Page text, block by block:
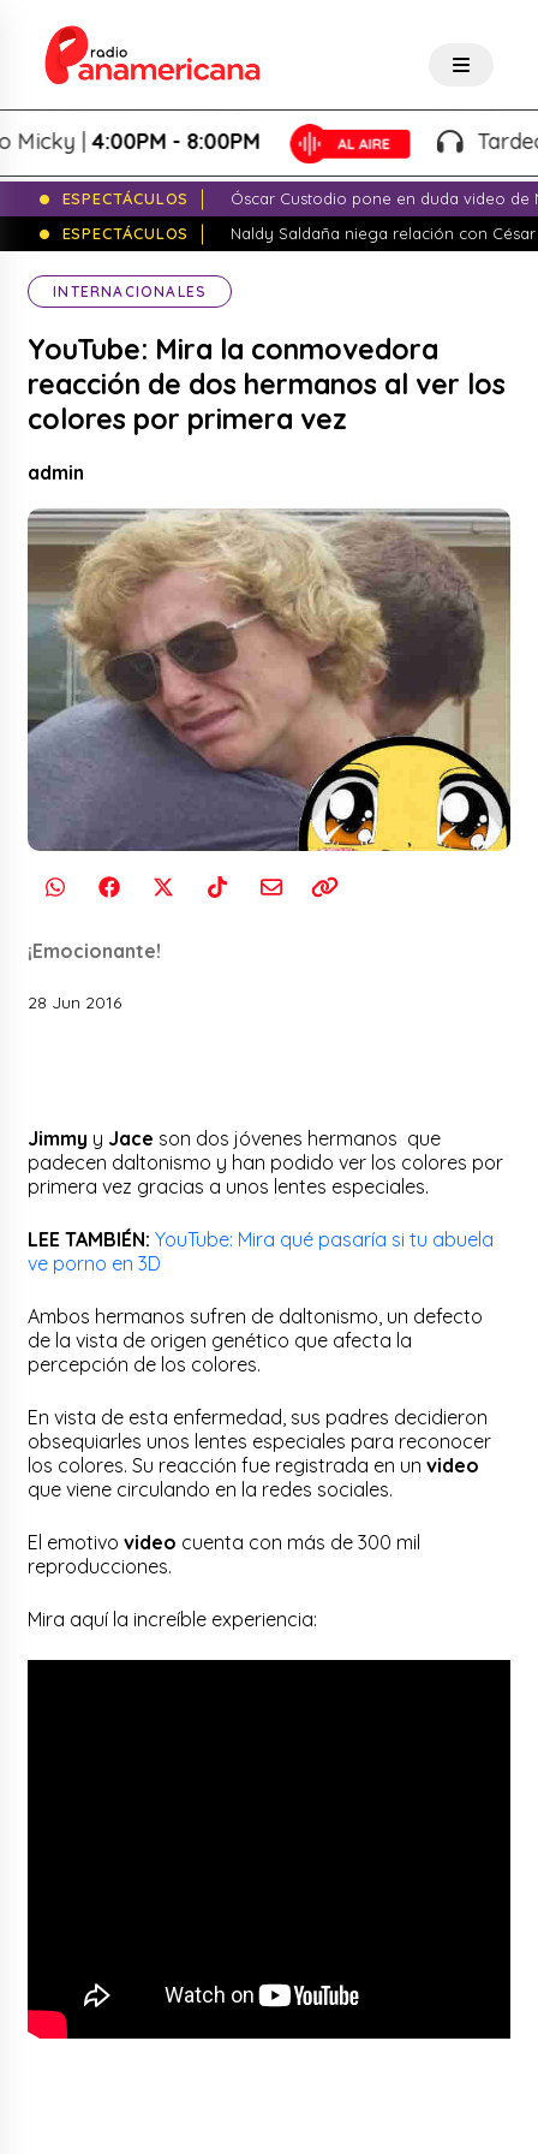
|4:00PM - 8:00PM Tardeo
ESPECTÁCULOS
Óscar Custodio pone en duda video de
ESPECTÁCULOS
Naldy Saldaña niega relación con
INTERNACIONALES
YouTube: Mira la conmovedora
reacción de dos hermanos al ver los
colores por primera vez
admin
¡Emocionante!
28 Jun 2016
Jimmy y Jace son dos jóvenes hermanos que
padecen daltonismo y han podido ver los colores por
primera vez gracias a unos lentes especiales.
LEE TAMBIÉN: YouTube: Mira qué pasaría si tu abuela
ve porno en 3D
Ambos hermanos sufren de daltonismo, un defecto
de la vista de origen genético que afecta la
percepción de los colores.
En vista de esta enfermedad, sus padres decidieron
obsequiarles unos lentes especiales para reconocer
los colores. Su reacción fue registrada en unvideo
que viene circulando en la redes sociales.
El emotivo video cuenta con más de 300 mil
reproducciones.
Mira aquí la increíble experiencia: